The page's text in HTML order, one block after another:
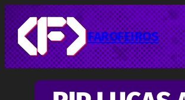
Pular
para
o
conteúdo
FAROFEIROS